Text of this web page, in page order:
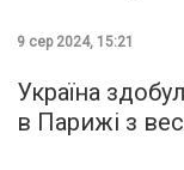
9 сер 2024, 15:21
Україна
в Парижі з